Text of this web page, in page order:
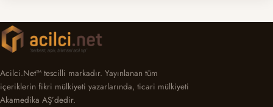
Acilci.Net™ tescilli markadır. Yayınlanan tüm
içeriklerin fikri mülkiyeti yazarlarında, ticari mülkiyeti
Akamedika AŞ’dedir.